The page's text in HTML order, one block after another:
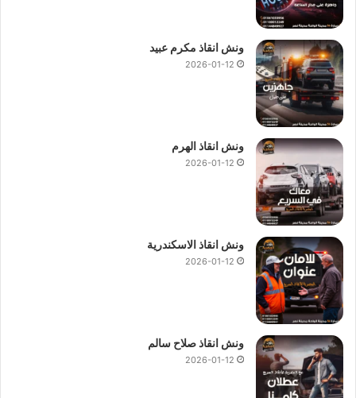
ونش انقاذ مكرم عبيد
2026-01-12
ونش انقاذ الهرم
2026-01-12
ونش انقاذ الاسكندرية
2026-01-12
ونش انقاذ صلاح سالم
2026-01-12